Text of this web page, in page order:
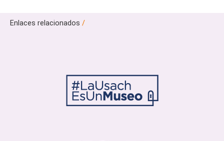
Enlaces relacionados /